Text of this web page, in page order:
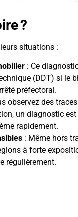
?
situations :
: Ce
(DDT) si le
préfectoral.
observez des
un diagnostic
rapidement.
: Même hors
à forte
régulièrement.